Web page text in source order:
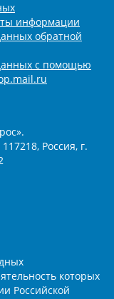
информации
обратной
с помощью
Россия, г.
которых
Российской